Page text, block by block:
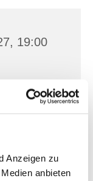
Anzeigen zu
anbieten
19:00
Str. 4,